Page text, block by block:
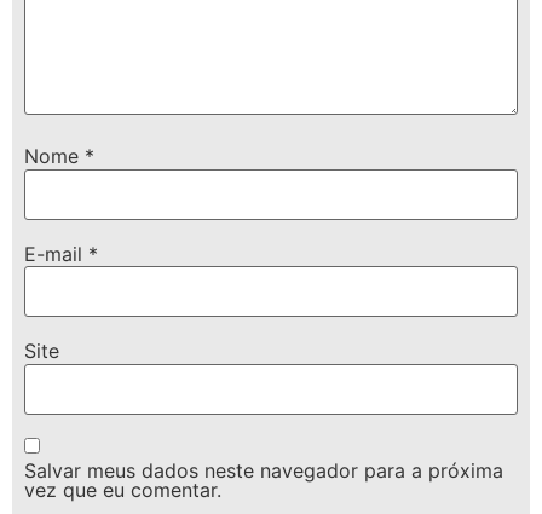
Nome *
E-mail *
Site
Salvar meus dados neste navegador para a próxima
vez que eu comentar.